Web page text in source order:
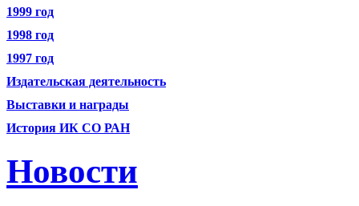
1999 год
1998 год
1997 год
Издательская деятельность
Выставки и награды
История ИК СО РАН
Новости